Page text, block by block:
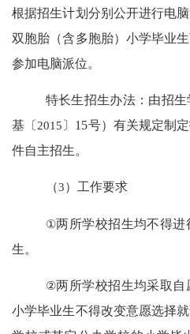
根据招生计划分别公开进行电
双胞胎（含多胞胎）小学毕业
参加电脑派位。
特长生招生办法：由招
基〔 2015 〕 15号）有关规定制
件自主招生。
（3）工作要求
①两所学校招生均不得
生。
②两所学校招生均采取自
小学毕业生不得改变意愿选择